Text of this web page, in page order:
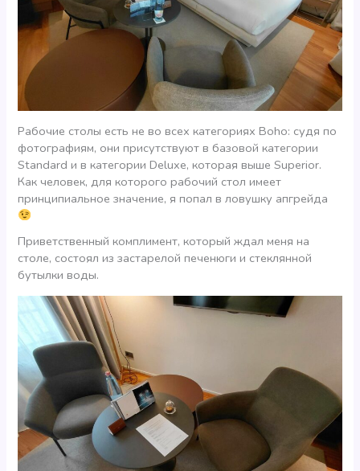
Рабочие столы есть не во всех категориях Boho: судя по
фотографиям, они присутствуют в базовой категории
Standard и в категории Deluxe, которая выше Superior.
Как человек, для которого рабочий стол имеет
принципиальное значение, я попал в ловушку апгрейда
Приветственный комплимент, который ждал меня на
столе, состоял из застарелой печенюги и стеклянной
бутылки воды.